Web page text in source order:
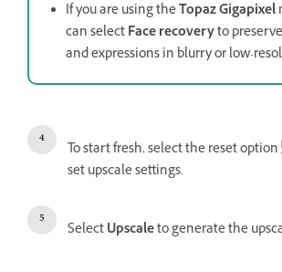
If you are using theTopaz Gigapixel
can selectFace recoveryto
and expressions in blurry or low-
To start fresh, select the reset option
set upscale settings.
SelectUpscaleto generate the